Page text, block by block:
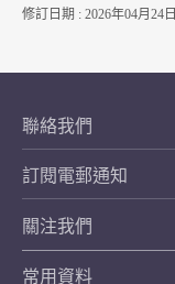
修訂日期 : 2026年04月24日
聯絡我們
訂閱電郵通知
關注我們
常用資料